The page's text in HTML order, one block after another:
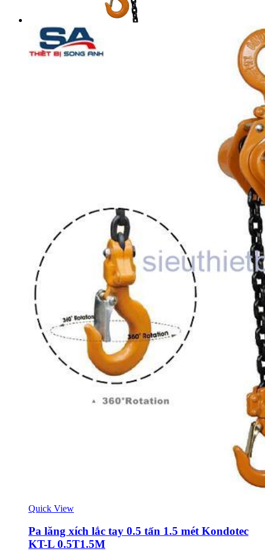
Quick View
Pa lăng xích lắc tay 0.5 tấn 1.5 mét Kondotec
KT-L 0.5T1.5M